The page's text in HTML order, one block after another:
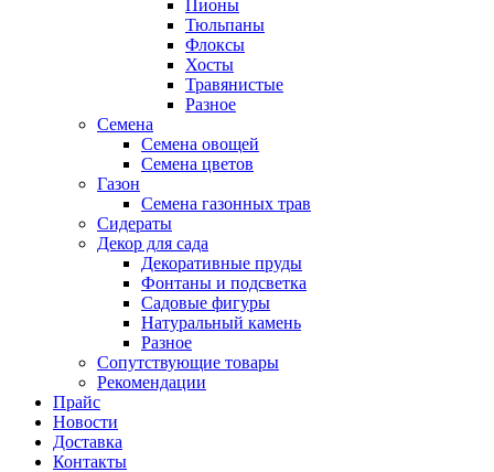
Пионы
Тюльпаны
Флоксы
Хосты
Травянистые
Разное
Семена
Семена овощей
Семена цветов
Газон
Семена газонных трав
Сидераты
Декор для сада
Декоративные пруды
Фонтаны и подсветка
Садовые фигуры
Натуральный камень
Разное
Сопутствующие товары
Рекомендации
Прайс
Новости
Доставка
Контакты